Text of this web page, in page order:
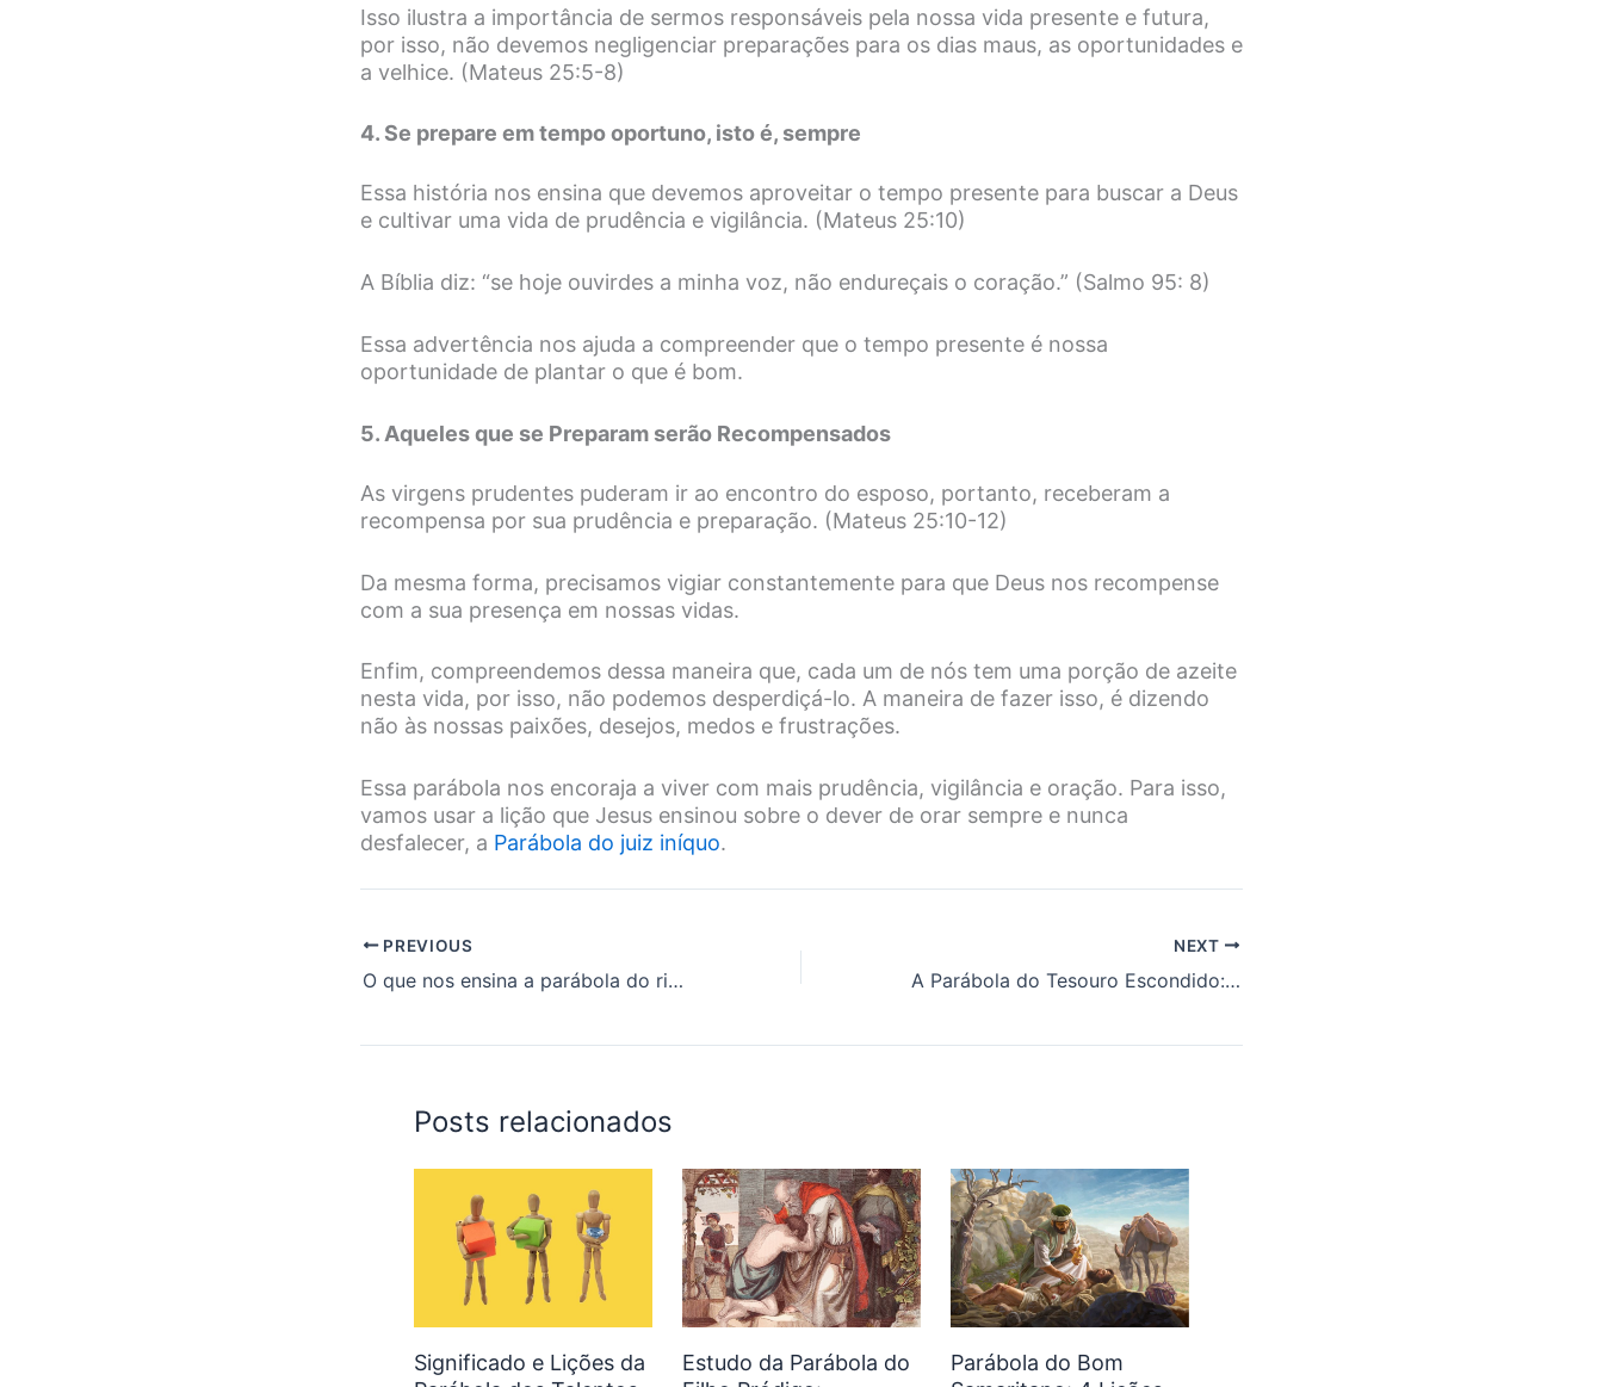
Isso ilustra a importância de sermos responsáveis pela nossa vida presente e futura,
por isso, não devemos negligenciar preparações para os dias maus, as oportunidades e
a velhice. (Mateus 25:5-8)
4. Se prepare em tempo oportuno, isto é, sempre
Essa história nos ensina que devemos aproveitar o tempo presente para buscar a Deus
e cultivar uma vida de prudência e vigilância. (Mateus 25:10)
A Bíblia diz: “se hoje ouvirdes a minha voz, não endureçais o coração.” (Salmo 95: 8)
Essa advertência nos ajuda a compreender que o tempo presente é nossa
oportunidade de plantar o que é bom.
5. Aqueles que se Preparam serão Recompensados
As virgens prudentes puderam ir ao encontro do esposo, portanto, receberam a
recompensa por sua prudência e preparação. (Mateus 25:10-12)
Da mesma forma, precisamos vigiar constantemente para que Deus nos recompense
com a sua presença em nossas vidas.
Enfim, compreendemos dessa maneira que, cada um de nós tem uma porção de azeite
nesta vida, por isso, não podemos desperdiçá-lo. A maneira de fazer isso, é dizendo
não às nossas paixões, desejos, medos e frustrações.
Essa parábola nos encoraja a viver com mais prudência, vigilância e oração. Para isso,
vamos usar a lição que Jesus ensinou sobre o dever de orar sempre e nunca
desfalecer, a Parábola do juiz iníquo.
PREVIOUS
O que nos ensina a parábola do rico insensato?
NEXT
A Parábola do Tesouro Escondido: Explicação e 4 Lições do Reino de Deus
Posts relacionados
Significado e Lições da
Estudo da Parábola do
Parábola do Bom